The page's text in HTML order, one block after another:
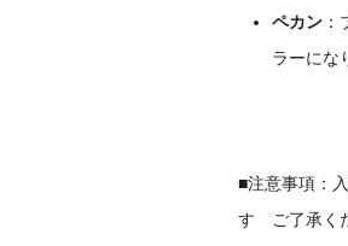
ペカン
ラーにな
■注意事項：
す ご了承く